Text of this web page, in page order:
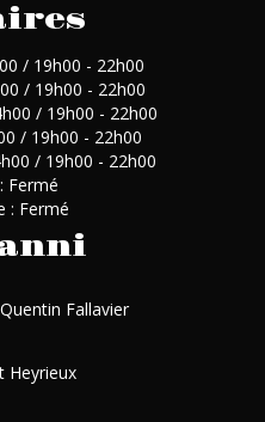
/ 19h00 - 22h00
/ 19h00 - 22h00
/ 19h00 - 22h00
/ 19h00 - 22h00
/ 19h00 - 22h00
Fermé
: Fermé
Fallavier
Heyrieux